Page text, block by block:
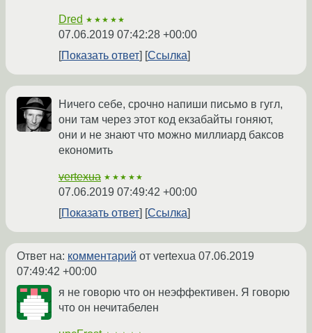
Dred ★★★★★
07.06.2019 07:42:28 +00:00
Показать ответ
Ссылка
Ничего себе, срочно напиши письмо в гугл,
они там через этот код екзабайты гоняют,
они и не знают что можно миллиард баксов
економить
vertexua ★★★★★
07.06.2019 07:49:42 +00:00
Показать ответ
Ссылка
Ответ на: комментарий от vertexua 07.06.2019
07:49:42 +00:00
я не говорю что он неэффективен. Я говорю
что он нечитабелен